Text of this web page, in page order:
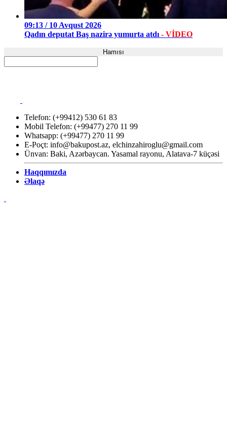
09:13 / 10 Avqust 2026
Qadın deputat Baş nazirə yumurta atdı - VİDEO
Hamısı
Telefon: (+99412) 530 61 83
Mobil Telefon: (+99477) 270 11 99
Whatsapp: (+99477) 270 11 99
E-Poçt: info@bakupost.az, elchinzahiroglu@gmail.com
Ünvan: Baki, Azərbaycan. Yasamal rayonu, Alatava-7 küçəsi
Haqqımızda
Əlaqə